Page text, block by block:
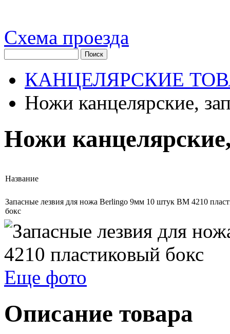
Схема проезда
КАНЦЕЛЯРСКИЕ
Ножи канцелярские,
Ножи
Название
Запасные лезвия для ножа Berlingo 9мм 10 штук BM 4210
бокс
Еще фото
Описание товара